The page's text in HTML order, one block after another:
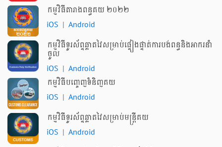
កម្មវិធីតារាងពន្ធគយ ២០២២
iOS | Android
កម្មវិធីទូរស័ព្ទឆ្លាតវៃសម្រាប់ផ្ទៀងផ្ទាត់ការបង់ពន្ធនិងអាករនាំ
ចូល
iOS | Android
កម្មវិធីបញ្ចេញទំនិញគយ
iOS | Android
កម្មវិធីទូរស័ព្ទឆ្លាតវៃសម្រាប់មន្ត្រីគយ
iOS | Android